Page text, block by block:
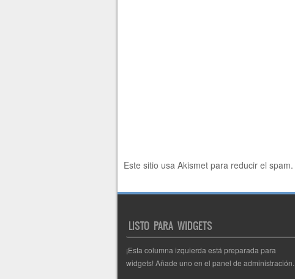
Este sitio usa Akismet para reducir el spam.
LISTO PARA WIDGETS
¡Esta columna izquierda está preparada para
widgets! Añade uno en el panel de administración.